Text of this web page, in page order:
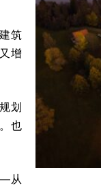
筑
增
划
也
从